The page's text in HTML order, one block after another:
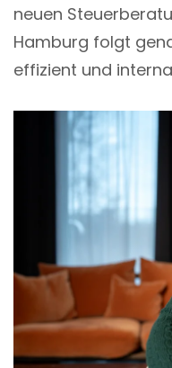
neuen
Hamburg folgt
effizient und